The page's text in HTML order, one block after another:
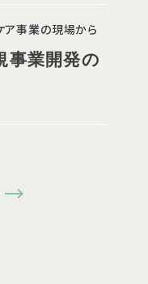
事業の現場から
事業開発の
→